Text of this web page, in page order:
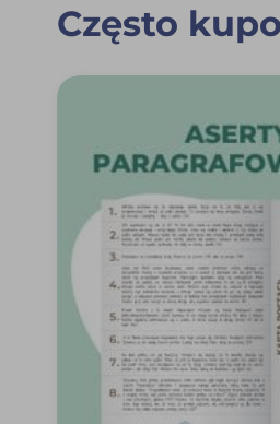
Często